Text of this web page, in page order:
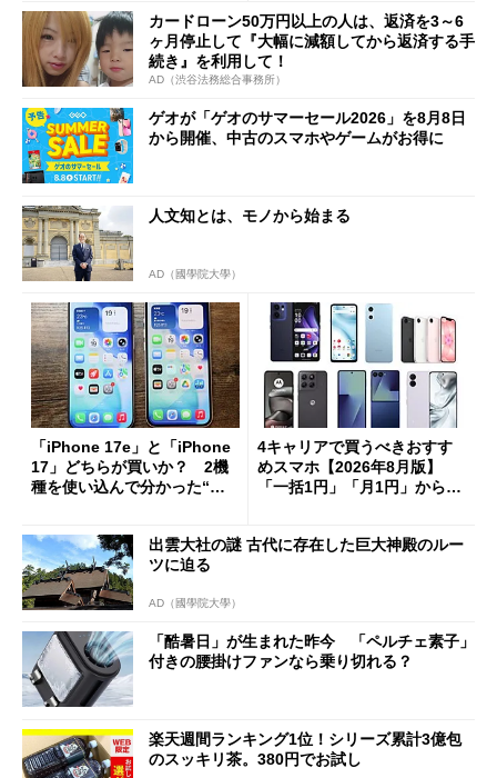
カードローン50万円以上の人は、返済を3～6
ヶ月停止して『大幅に減額してから返済する手
続き』を利用して！
AD（渋谷法務総合事務所）
ゲオが「ゲオのサマーセール2026」を8月8日
から開催、中古のスマホやゲームがお得に
人文知とは、モノから始まる
AD（國學院大學）
「iPhone 17e」と「iPhone
17」どちらが買いか？ 2機
種を使い込んで分かった“ス
4キャリアで買うべきおすす
めスマホ【2026年8月版】
「一括1円」「月1円」からお
出雲大社の謎 古代に存在した巨大神殿のルー
ツに迫る
AD（國學院大學）
「酷暑日」が生まれた昨今 「ペルチェ素子」
付きの腰掛けファンなら乗り切れる？
楽天週間ランキング1位！シリーズ累計3億包
のスッキリ茶。380円でお試し